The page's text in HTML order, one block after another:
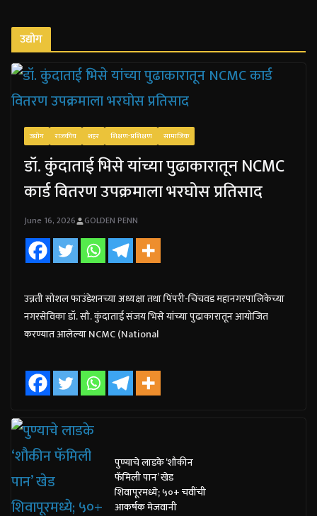
उद्योग
उद्योग राजकीय शहर शिक्षण-प्रशिक्षण सामाजिक
डॉ. कुंदाताई भिसे यांच्या पुढाकारातून NCMC
कार्ड वितरण उपक्रमाला भरघोस प्रतिसाद
June 16, 2026 GOLDEN PENN
उन्नती सोशल फाउंडेशनच्या अध्यक्षा तथा पिंपरी-चिंचवड महानगरपालिकेच्या
नगरसेविका डॉ. सौ. कुंदाताई संजय भिसे यांच्या पुढाकारातून आयोजित
करण्यात आलेल्या NCMC (National
पुण्याचे लाडके ‘शौकीन
फॅमिली पान’ खेड
शिवापूरमध्ये; ५०+ चवींची
आकर्षक मेजवानी